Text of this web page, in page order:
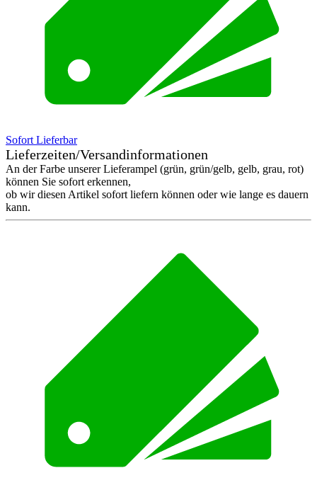
Sofort Lieferbar
Lieferzeiten/Versandinformationen
An der Farbe unserer Lieferampel (grün, grün/gelb, gelb, grau, rot)
können Sie sofort erkennen,
ob wir diesen Artikel sofort liefern können oder wie lange es dauern
kann.